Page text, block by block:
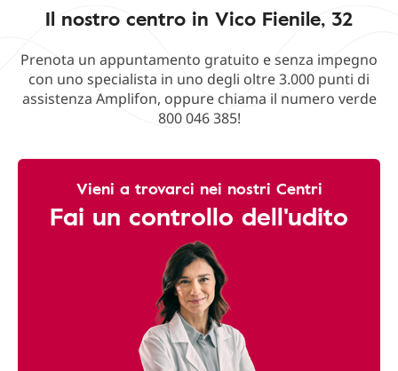
Il nostro centro in Vico Fienile, 32
Prenota un appuntamento gratuito e senza impegno
con uno specialista in uno degli oltre 3.000 punti di
assistenza Amplifon, oppure chiama il numero verde
800 046 385!
Vieni a trovarci nei nostri Centri
Fai un controllo dell'udito